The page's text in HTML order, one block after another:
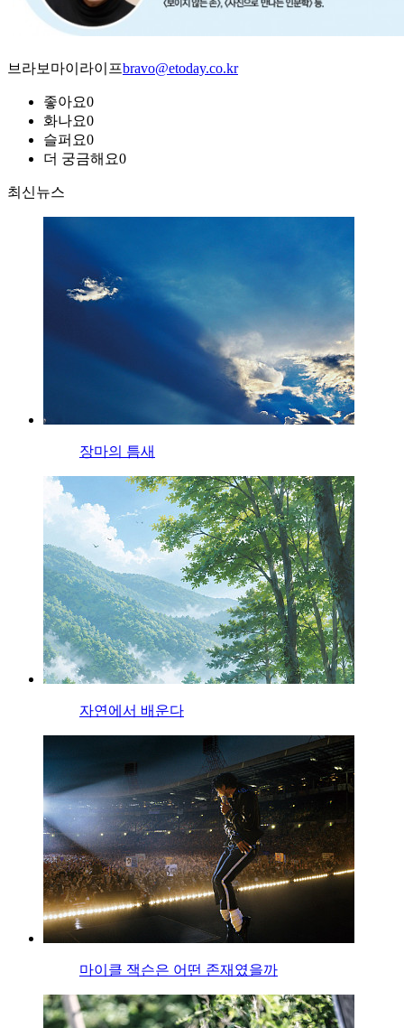
브라보마이라이프bravo@etoday.co.kr
좋아요0
화나요0
슬퍼요0
더 궁금해요0
최신뉴스
장마의 틈새
자연에서 배운다
마이클 잭슨은 어떤 존재였을까